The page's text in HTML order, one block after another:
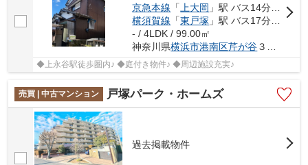
京急本線 「上大岡 」駅 バス14分 「芹が谷」 停歩6分
横須賀線 「東戸塚 」駅 バス17分 「澁谷台」 停歩2分
- / 4LDK / 99.00㎡
神奈川県横浜市港南区芹が谷３丁目
◆上永谷駅徒歩圏内♪ ◆庭付き物件♪ ◆周辺施設充実♪
売買 | 中古マンション 戸塚パーク・ホームズ
過去掲載物件